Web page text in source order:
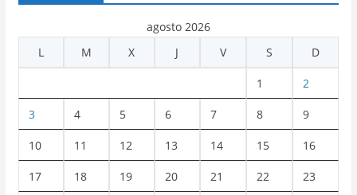
agosto 2026
L
M X J V S D
1 2
3 4 5 6 7 8 9
10 11 12 13 14 15 16
17 18 19 20 21 22 23